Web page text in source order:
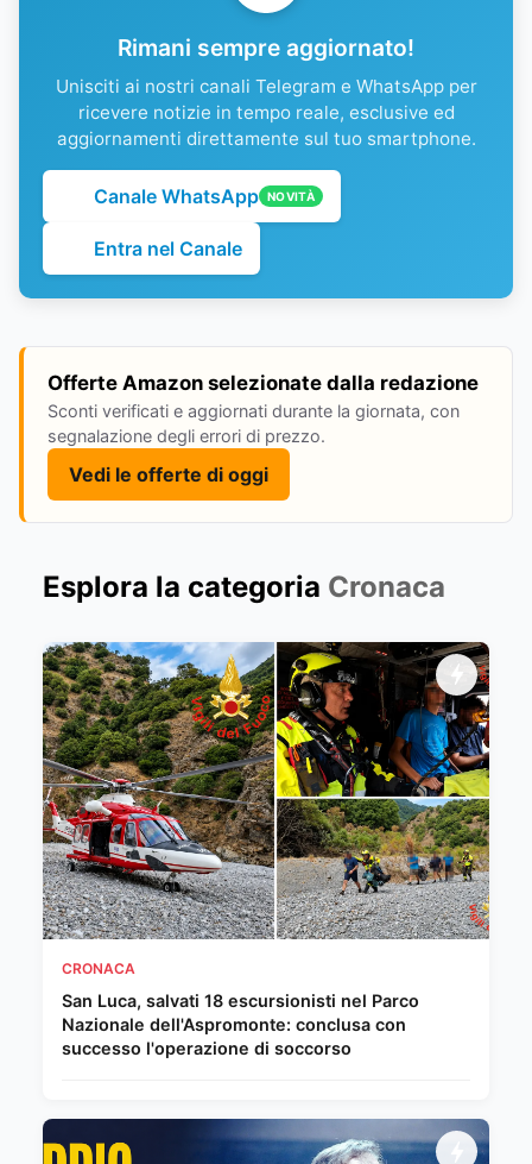
Rimani sempre aggiornato!
Unisciti ai nostri canali Telegram e WhatsApp per
ricevere notizie in tempo reale, esclusive ed
aggiornamenti direttamente sul tuo smartphone.
Canale WhatsApp NOVITÀ
Entra nel Canale
Offerte Amazon selezionate dalla redazione
Sconti verificati e aggiornati durante la giornata, con
segnalazione degli errori di prezzo.
Vedi le offerte di oggi
Esplora la categoria Cronaca
CRONACA
San Luca, salvati 18 escursionisti nel Parco
Nazionale dell'Aspromonte: conclusa con
successo l'operazione di soccorso